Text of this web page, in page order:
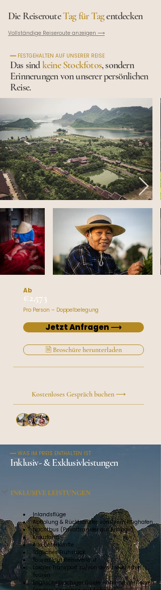
Die ReiserouteTag für Tagentdecken
Vollständige Reiseroute anzeigen ⟶
━━ FESTGEHALTEN AUF UNSERER REISE
Das sindkeine Stockfotos, sondern
Erinnerungen von unserer persönlichen
Reise.
€2,573
Ab
Pro Person – Doppelbelegung
Jetzt Anfragen ⟶
🗎 Broschüre herunterladen
Kostenloses Gespräch buchen ⟶
━━ WAS IM PREIS ENTHALTEN IST
Inklusiv- & Exklusivleistungen
INKLUSIVE LEISTUNGEN
Inlandsflüge
Abholung & Rücktransfer vom/zum Flughafen
Nachtbus (Privattransfer auf Anfrage)
Kreuzfahrt
Alle Unterkünfte
Tägliches Frühstück
Touren laut Reiseverlauf
Lokaler Transport zu/von den inkludierten
Touren
Englischsprachiger Guide während der Touren